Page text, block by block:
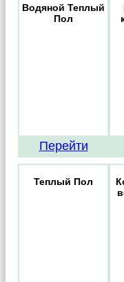
Водяной Теплый
Пол
Перейти
Теплый Пол